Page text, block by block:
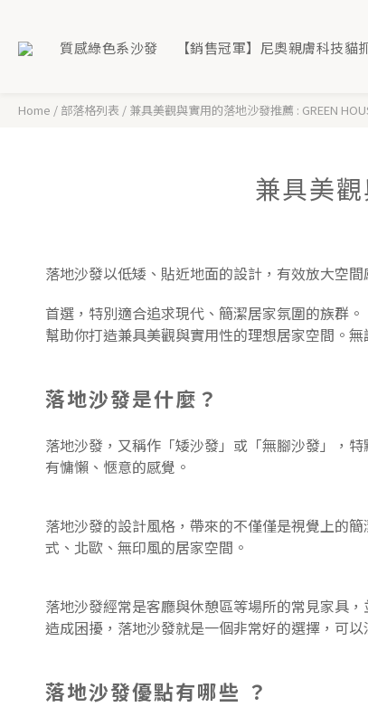
質感綠色系沙發 【銷售冠軍】尼奧親膚科技貓
Home / 部落格列表 / 兼具美觀與實用的落地沙發推薦 : GREEN
兼具美
落地沙發以低矮、貼近地面的設計，有效放大空
首選，特別適合追求現代、簡潔居家氛圍的族群。
幫助你打造兼具美觀與實用性的理想居家空間。
落地沙發是什麼？
落地沙發，又稱作「矮沙發」或「無腳沙發」，
有慵懶、愜意的感覺。
落地沙發的設計風格，帶來的不僅僅是視覺上的
式、北歐、無印風的居家空間。
落地沙發經常是客廳與休憩區等場所的常見家具
造成困擾，落地沙發就是一個非常好的選擇，可
落地沙發優點有哪些 ？